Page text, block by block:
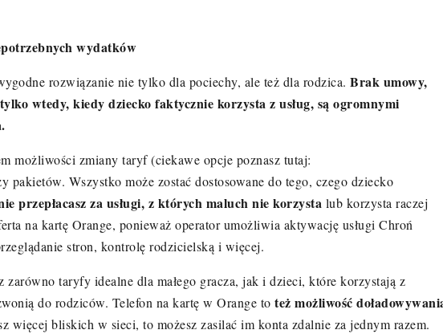
wydatków
rozwiązanie nie tylko dla pociechy, ale też dla rodzica. Brak umowy,
wtedy, kiedy dziecko faktycznie korzysta z usług, są ogromnymi
możliwości zmiany taryf (ciekawe opcje poznasz tutaj:
pakietów. Wszystko może zostać dostosowane do tego, czego dziecko
przepłacasz za usługi, z których maluch nie korzysta lub korzysta raczej
na kartę Orange, ponieważ operator umożliwia aktywację usługi Chroń
stron, kontrolę rodzicielską i więcej.
taryfy idealne dla małego gracza, jak i dzieci, które korzystają z
do rodziców. Telefon na kartę w Orange to też możliwość
więcej bliskich w sieci, to możesz zasilać im konta zdalnie za jednym razem.